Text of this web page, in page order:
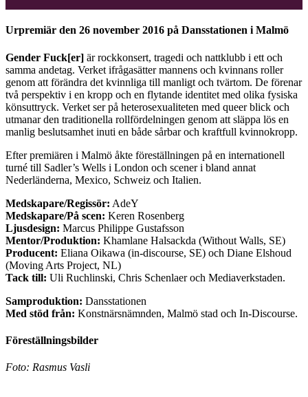
Urpremiär den 26 november 2016 på Dansstationen i Malmö
Gender Fuck[er] är rockkonsert, tragedi och nattklubb i ett och
samma andetag. Verket ifrågasätter mannens och kvinnans roller
genom att förändra det kvinnliga till manligt och tvärtom. De förenar
två perspektiv i en kropp och en flytande identitet med olika fysiska
könsuttryck. Verket ser på heterosexualiteten med queer blick och
utmanar den traditionella rollfördelningen genom att släppa lös en
manlig beslutsamhet inuti en både sårbar och kraftfull kvinnokropp.
Efter premiären i Malmö åkte föreställningen på en internationell
turné till Sadler’s Wells i London och scener i bland annat
Nederländerna, Mexico, Schweiz och Italien.
Medskapare/Regissör: AdeY
Medskapare/På scen: Keren Rosenberg
Ljusdesign: Marcus Philippe Gustafsson
Mentor/Produktion: Khamlane Halsackda (Without Walls, SE)
Producent: Eliana Oikawa (in-discourse, SE) och Diane Elshoud
(Moving Arts Project, NL)
Tack till: Uli Ruchlinski, Chris Schenlaer och Mediaverkstaden.
Samproduktion: Dansstationen
Med stöd från: Konstnärsnämnden, Malmö stad och In-Discourse.
Föreställningsbilder
Foto: Rasmus Vasli